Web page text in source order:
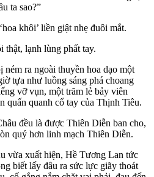
ta sao?”
khôi’ liền giật nhẹ đuôi mắt.
thật, lạnh lùng phất tay.
ra ngoài thuyền hoa dạo một
tựa như luồng sáng phá choang
vỡ vụn, một trăm lẻ bảy viên
quấn quanh cổ tay của Thịnh Tiêu.
đều là được Thiên Diễn ban cho,
quý hơn linh mạch Thiên Diễn.
vừa xuất hiện, Hề Tương Lan tức
biết lấy đâu ra sức lực giãy thoát